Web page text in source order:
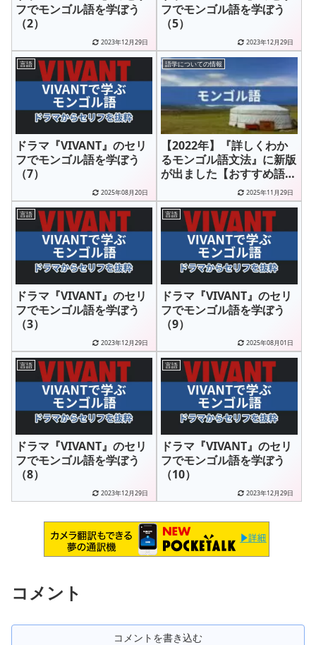
フでモンゴル語を学ぼう
（2）
2023年12月29日
フでモンゴル語を学ぼう
（5）
2023年12月29日
言語
ドラマ『VIVANT』のセリ
フでモンゴル語を学ぼう
（7）
2025年08月20日
語学についての情報
【2022年】『詳しくわか
るモンゴル語文法』に新版
が出ました【おすすめ語学
2025年11月29日
言語
ドラマ『VIVANT』のセリ
フでモンゴル語を学ぼう
（3）
2023年12月29日
言語
ドラマ『VIVANT』のセリ
フでモンゴル語を学ぼう
（9）
2025年08月01日
言語
ドラマ『VIVANT』のセリ
フでモンゴル語を学ぼう
（8）
2023年12月29日
言語
ドラマ『VIVANT』のセリ
フでモンゴル語を学ぼう
（10）
2023年12月29日
コメント
コメントを書き込む